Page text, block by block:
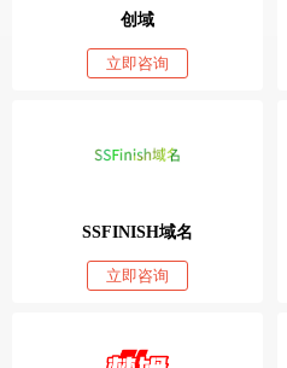
创域
立即咨询
SSFINISH域名
立即咨询